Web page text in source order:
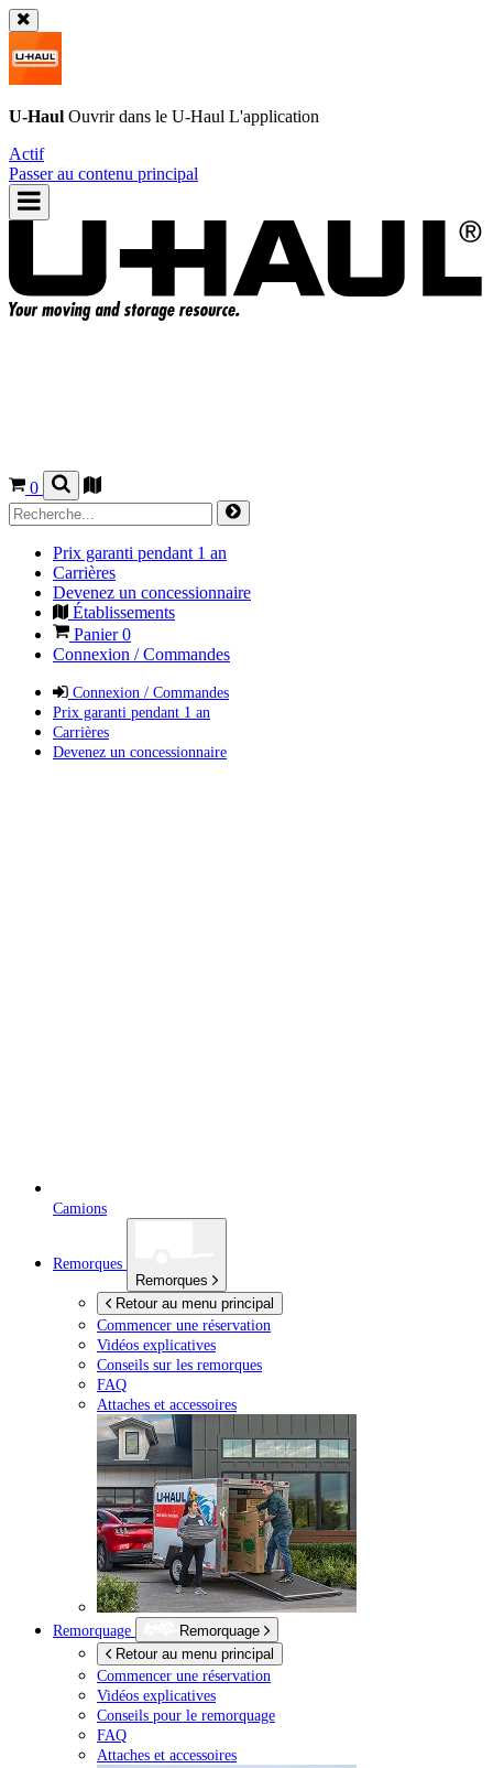
U-Haul Ouvrir dans le U-Haul L'application
Actif
Passer au contenu principal
0
Prix garanti pendant 1 an
Carrières
Devenez un concessionnaire
Établissements
Panier0
Connexion / Commandes
Connexion / Commandes
Prix garanti pendant 1 an
Carrières
Devenez un concessionnaire
Camions
Remorques
Remorques
Retour au menu principal
Commencer une réservation
Vidéos explicatives
Conseils sur les remorques
FAQ
Attaches et accessoires
Remorquage
Remorquage
Retour au menu principal
Commencer une réservation
Vidéos explicatives
Conseils pour le remorquage
FAQ
Attaches et accessoires